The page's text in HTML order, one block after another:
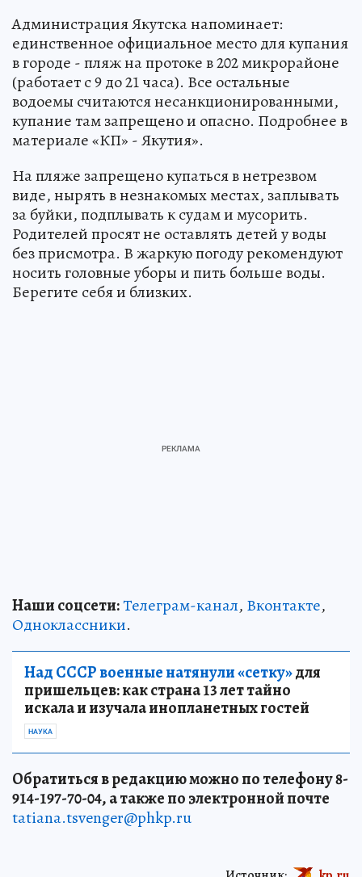
Администрация Якутска напоминает:
единственное официальное место для купания
в городе - пляж на протоке в 202 микрорайоне
(работает с 9 до 21 часа). Все остальные
водоемы считаются несанкционированными,
купание там запрещено и опасно. Подробнее в
материале «КП» - Якутия».
На пляже запрещено купаться в нетрезвом
виде, нырять в незнакомых местах, заплывать
за буйки, подплывать к судам и мусорить.
Родителей просят не оставлять детей у воды
без присмотра. В жаркую погоду рекомендуют
носить головные уборы и пить больше воды.
Берегите себя и близких.
Наши соцсети:Телеграм-канал, Вконтакте,
Одноклассники.
Над СССР военные натянули «сетку»для
пришельцев: как страна 13 лет тайно
искала и изучала инопланетных гостей
НАУКА
Обратиться в редакцию можно по телефону 8-
914-197-70-04, а также по электронной почте
tatiana.tsvenger@phkp.ru